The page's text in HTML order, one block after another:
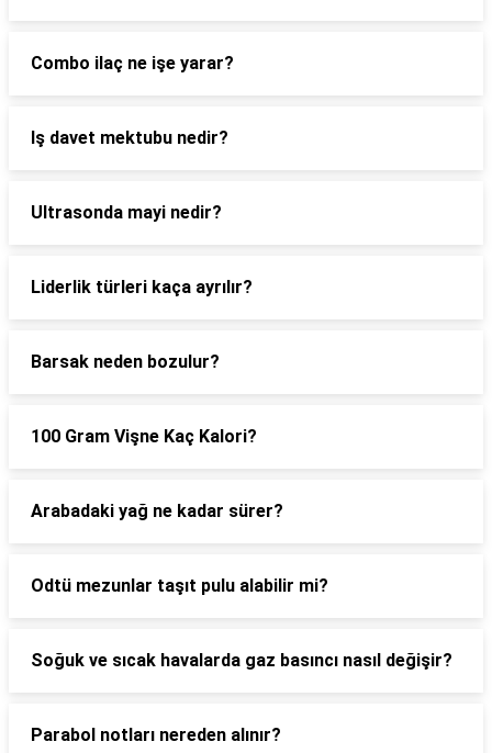
Combo ilaç ne işe yarar?
Iş davet mektubu nedir?
Ultrasonda mayi nedir?
Liderlik türleri kaça ayrılır?
Barsak neden bozulur?
100 Gram Vişne Kaç Kalori?
Arabadaki yağ ne kadar sürer?
Odtü mezunlar taşıt pulu alabilir mi?
Soğuk ve sıcak havalarda gaz basıncı nasıl değişir?
Parabol notları nereden alınır?